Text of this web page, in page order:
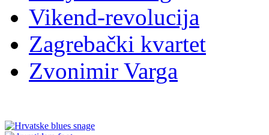
Vikend-revolucija
Zagrebački kvartet
Zvonimir Varga